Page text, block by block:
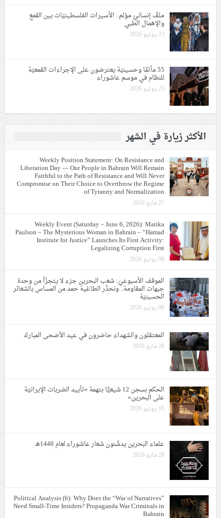
ملفّ إنسانيّ مؤلم.. الأسيرات الفلسطينيّات بين القمع
والإهمال الطبي
23 يونيو 2026
55 مأتمًا وحسينيّة يعترضون على الإجراءات القمعيّة
للنظام في موسم عاشوراء
23 يونيو 2026
الأكثر زيارة في الشهر
Weekly Position Statement: On Resistance and
Liberation Day — Our People in Bahrain Will Remain
Faithful to the Path of Resistance and Will Never
Compromise on Their Choice to Overthrow the Regime
of Tyranny and Normalization
27 مايو 2026
Weekly Event (Saturday – June 6, 2026): Marika
Paulson – The Mysterious Woman in Bahrain – “Hamad
Institute for Justice” Launches Its First Activity:
Legalizing Corruption First
08 يونيو 2026
الموقف الأسبوعيّ: شعب البحرين جزء لا يتجزّأ من وحدة
جبهات المقاومة.. ونحذّر الطاغية حمد من المساس بالشعائر
الحسينيّة
08 يونيو 2026
المعتقلون والشهداء حاضرون في عيد الأضحى المبارك
28 مايو 2026
الحكم بسجن 12 شيعيًّا بتهمة «تأييد الضربات الإيرانيّة
على البحرين»
16 يونيو 2026
علماء البحرين يدشّنون شعار عاشوراء لعام 1448هـ
28 مايو 2026
Political Analysis (6): Why Does the “War of Narratives”
Need Small-Time Insiders? Propaganda War Criminals in
Bahrain